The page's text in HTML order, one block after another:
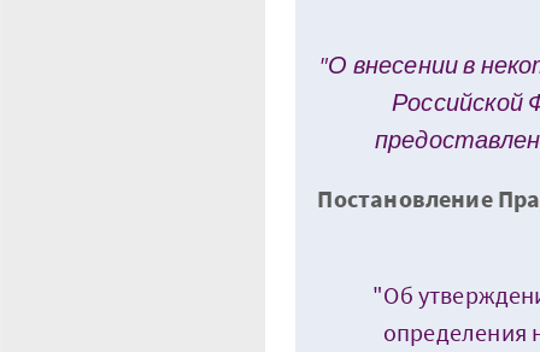
"О внесении в
Российской
Постановление
"Об
определения